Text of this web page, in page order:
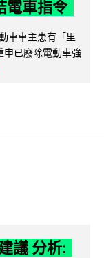
電車指令
車車主患有「里
已廢除電動車強
議 分析: